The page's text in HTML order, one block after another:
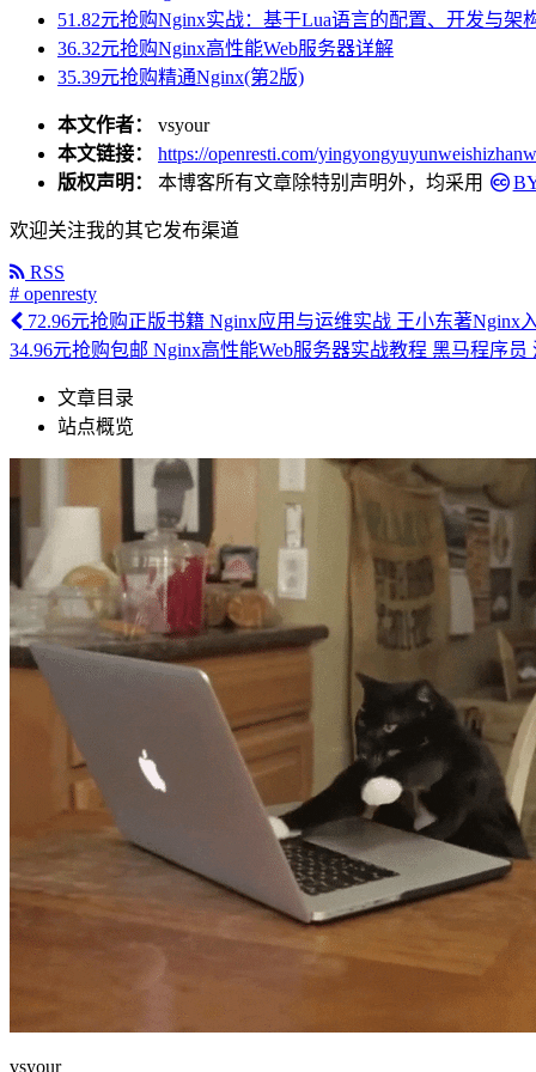
51.82元抢购Nginx实战：基于Lua语言的配置、开发与架
36.32元抢购Nginx高性能Web服务器详解
35.39元抢购精通Nginx(第2版)
本文作者： vsyour
本文链接：
https://openresti.com/
版权声明： 本博客所有文章除特别声明外，均采用
欢迎关注我的其它发布渠道
RSS
# openresty
72.96元抢购正版书籍 Nginx应用与运维实战 王小东著Nginx
34.96元抢购包邮 Nginx高性能Web服务器实战教程 黑马程序
文章目录
站点概览
vsyour